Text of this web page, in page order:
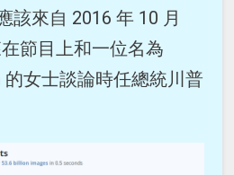
該來自 2016 年 10 月
節目上和一位名為
女士談論時任總統川普